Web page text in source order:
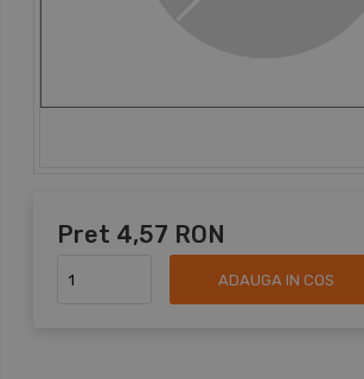
Pret 4,57 RON
ADAUGA IN COS